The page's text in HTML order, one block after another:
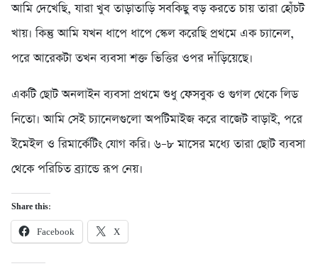
আমি দেখেছি, যারা খুব তাড়াতাড়ি সবকিছু বড় করতে চায় তারা হোঁচট
খায়। কিন্তু আমি যখন ধাপে ধাপে স্কেল করেছি প্রথমে এক চ্যানেল,
পরে আরেকটা তখন ব্যবসা শক্ত ভিত্তির ওপর দাঁড়িয়েছে।
একটি ছোট অনলাইন ব্যবসা প্রথমে শুধু ফেসবুক ও গুগল থেকে লিড
নিতো। আমি সেই চ্যানেলগুলো অপটিমাইজ করে বাজেট বাড়াই, পরে
ইমেইল ও রিমার্কেটিং যোগ করি। ৬–৮ মাসের মধ্যে তারা ছোট ব্যবসা
থেকে পরিচিত ব্র্যান্ডে রূপ নেয়।
Share this:
Facebook X